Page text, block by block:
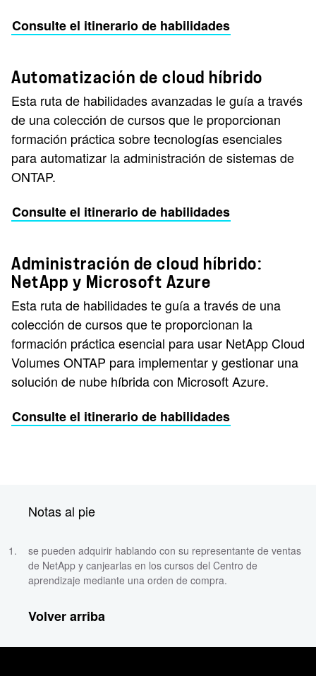
Consulte el itinerario de habilidades
Automatización de cloud híbrido
Esta ruta de habilidades avanzadas le guía a través
de una colección de cursos que le proporcionan
formación práctica sobre tecnologías esenciales
para automatizar la administración de sistemas de
ONTAP.
Consulte el itinerario de habilidades
Administración de cloud híbrido:
NetApp y Microsoft Azure
Esta ruta de habilidades te guía a través de una
colección de cursos que te proporcionan la
formación práctica esencial para usar NetApp Cloud
Volumes ONTAP para implementar y gestionar una
solución de nube híbrida con Microsoft Azure.
Consulte el itinerario de habilidades
Notas al pie
se pueden adquirir hablando con su representante de ventas
de NetApp y canjearlas en los cursos del Centro de
aprendizaje mediante una orden de compra.
Volver arriba